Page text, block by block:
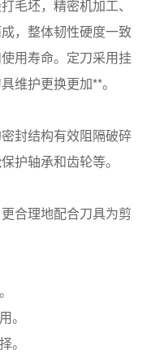
毛坯，精密机加工、
，整体韧性硬度一致
用寿命。定刀采用挂
维护更换更加**。
封结构有效阻隔破碎
护轴承和齿轮等。
合理地配合刀具为剪
。
。